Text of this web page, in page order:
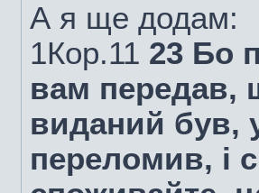
А я ще додам:
1Кор.11 23 Бо
вам передав,
виданий був,
переломив, і